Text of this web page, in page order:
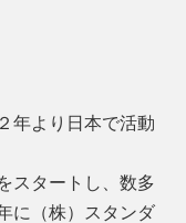
年より日本で活動
スタートし、数多
に（株）スタンダ